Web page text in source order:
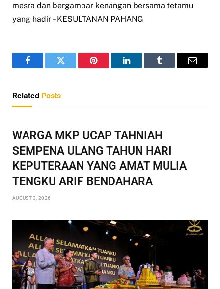
mesra dan bergambar kenangan bersama tetamu
yang hadir – KESULTANAN PAHANG
FacebookTwitter Pinterest LinkedInTumblr Email
Related Posts
WARGA MKP UCAP TAHNIAH
SEMPENA ULANG TAHUN HARI
KEPUTERAAN YANG AMAT MULIA
TENGKU ARIF BENDAHARA
AUGUST 3, 2026